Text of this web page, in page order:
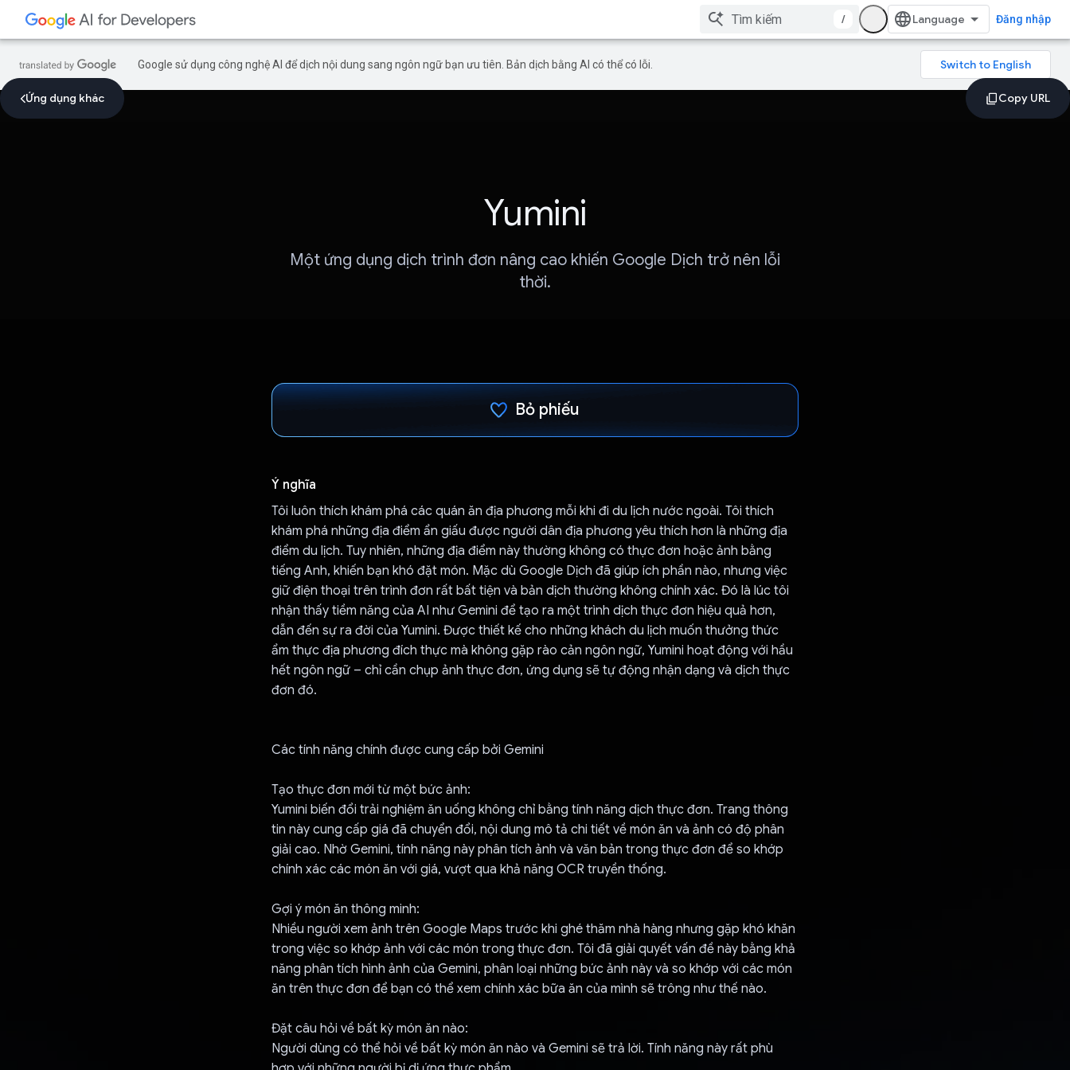
/ Đăng nhập
Google sử dụng công nghệ AI để dịch nội dung sang ngôn ngữ bạn ưu tiên. Bản dịch bằng AI có thể có lỗi.
Ứng dụng khác
Yumini
Một ứng dụng dịch trình đơn nâng cao khiến Google Dịch trở nên lỗi
thời.
Bỏ phiếu
Ý nghĩa
Tôi luôn thích khám phá các quán ăn địa phương mỗi khi đi du lịch nước ngoài. Tôi thích
khám phá những địa điểm ẩn giấu được người dân địa phương yêu thích hơn là những địa
điểm du lịch. Tuy nhiên, những địa điểm này thường không có thực đơn hoặc ảnh bằng
tiếng Anh, khiến bạn khó đặt món. Mặc dù Google Dịch đã giúp ích phần nào, nhưng việc
giữ điện thoại trên trình đơn rất bất tiện và bản dịch thường không chính xác. Đó là lúc tôi
nhận thấy tiềm năng của AI như Gemini để tạo ra một trình dịch thực đơn hiệu quả hơn,
dẫn đến sự ra đời của Yumini. Được thiết kế cho những khách du lịch muốn thưởng thức
ẩm thực địa phương đích thực mà không gặp rào cản ngôn ngữ, Yumini hoạt động với hầu
hết ngôn ngữ – chỉ cần chụp ảnh thực đơn, ứng dụng sẽ tự động nhận dạng và dịch thực
đơn đó.
Các tính năng chính được cung cấp bởi Gemini
Tạo thực đơn mới từ một bức ảnh:
Yumini biến đổi trải nghiệm ăn uống không chỉ bằng tính năng dịch thực đơn. Trang thông
tin này cung cấp giá đã chuyển đổi, nội dung mô tả chi tiết về món ăn và ảnh có độ phân
giải cao. Nhờ Gemini, tính năng này phân tích ảnh và văn bản trong thực đơn để so khớp
chính xác các món ăn với giá, vượt qua khả năng OCR truyền thống.
Gợi ý món ăn thông minh:
Nhiều người xem ảnh trên Google Maps trước khi ghé thăm nhà hàng nhưng gặp khó khăn
trong việc so khớp ảnh với các món trong thực đơn. Tôi đã giải quyết vấn đề này bằng khả
năng phân tích hình ảnh của Gemini, phân loại những bức ảnh này và so khớp với các món
ăn trên thực đơn để bạn có thể xem chính xác bữa ăn của mình sẽ trông như thế nào.
Đặt câu hỏi về bất kỳ món ăn nào:
Người dùng có thể hỏi về bất kỳ món ăn nào và Gemini sẽ trả lời. Tính năng này rất phù